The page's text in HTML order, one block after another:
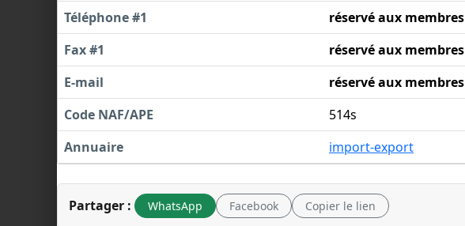
Téléphone #1
réservé aux membres
Fax #1
réservé aux membres
E-mail
réservé aux membres
Code NAF/APE
514s
Annuaire
import-export
Partager : WhatsApp Facebook Copier le lien